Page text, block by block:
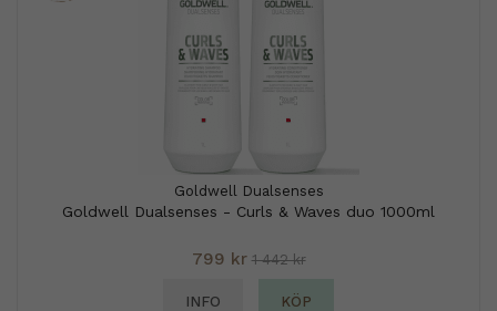
Goldwell Dualsenses
Goldwell Dualsenses - Curls & Waves duo 1000ml
799 kr 1 442 kr
INFO KÖP